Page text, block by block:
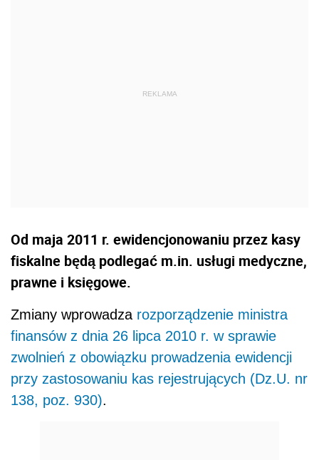
Od maja 2011 r. ewidencjonowaniu przez kasy
fiskalne będą podlegać m.in. usługi medyczne,
prawne i księgowe.
Zmiany wprowadza rozporządzenie ministra
finansów z dnia 26 lipca 2010 r. w sprawie
zwolnień z obowiązku prowadzenia ewidencji
przy zastosowaniu kas rejestrujących (Dz.U. nr
138, poz. 930).